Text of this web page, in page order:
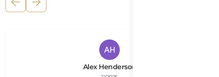
Alex Henderson